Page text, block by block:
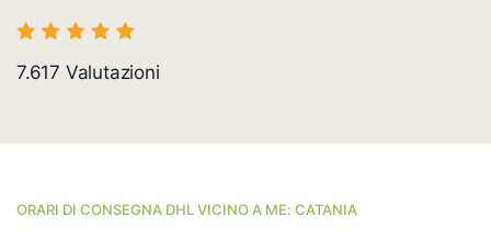
7.617 Valutazioni
ORARI DI CONSEGNA DHL VICINO A ME: CATANIA